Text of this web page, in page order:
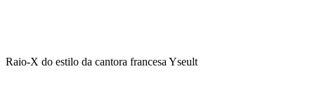
Raio-X do estilo da cantora francesa Yseult